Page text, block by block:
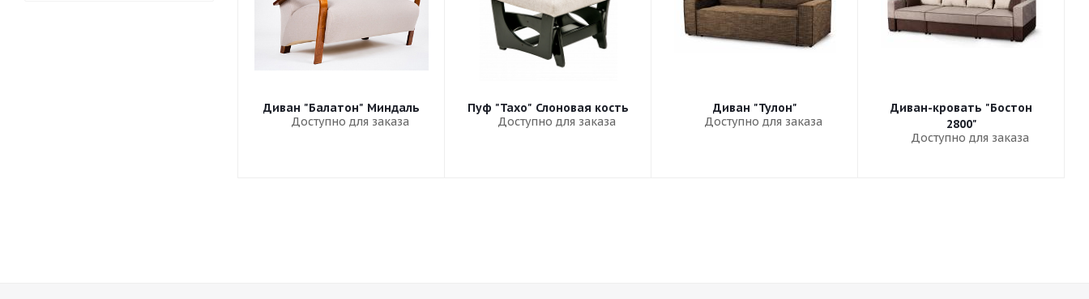
Диван "Балатон" Миндаль
Доступно для заказа
Пуф "Тахо" Слоновая кость
Доступно для заказа
Диван "Тулон"
Доступно для заказа
Диван-кровать "Бостон
2800"
Доступно для заказа